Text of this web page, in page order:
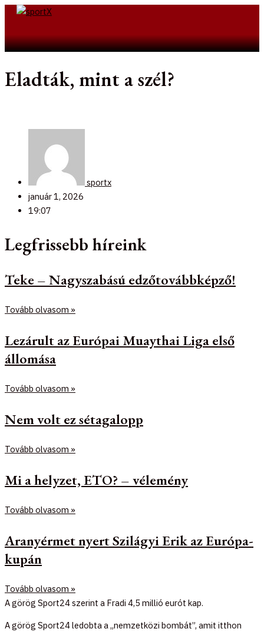
Skip
Eladták, mint a szél?
sportx
január 1, 2026
19:07
Legfrissebb híreink
Teke – Nagyszabású edzőtovábbképző!
Tovább olvasom »
Lezárult az Európai Muaythai Liga első
állomása
Tovább olvasom »
Nem volt ez sétagalopp
Tovább olvasom »
Mi a helyzet, ETO? – vélemény
Tovább olvasom »
Aranyérmet nyert Szilágyi Erik az Európa-
kupán
Tovább olvasom »
A görög Sport24 szerint a Fradi 4,5 millió eurót kap.
A görög Sport24 ledobta a „nemzetközi bombát”, amit itthon